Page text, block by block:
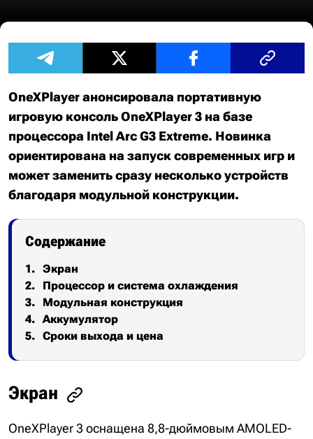
OneXPlayer анонсировала портативную
игровую консоль OneXPlayer 3 на базе
процессора Intel Arc G3 Extreme. Новинка
ориентирована на запуск современных игр и
может заменить сразу несколько устройств
благодаря модульной конструкции.
Содержание
Экран
Процессор и система охлаждения
Модульная конструкция
Аккумулятор
Сроки выхода и цена
Экран
OneXPlayer 3 оснащена 8,8-дюймовым AMOLED-